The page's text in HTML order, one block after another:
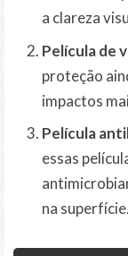
a clareza
Película de
proteção
impactos
Película
essas
na superfície.